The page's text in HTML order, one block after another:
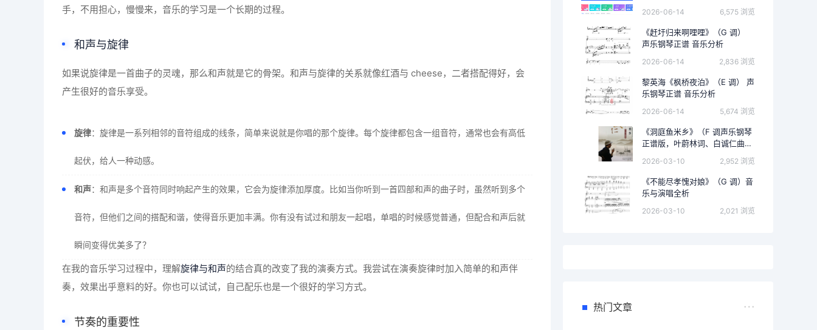
手，不用担心，慢慢来，音乐的学习是一个长期的过程。
和声与旋律
如果说旋律是一首曲子的灵魂，那么和声就是它的骨架。和声与旋律的关系就像红酒与 cheese，二者搭配得好，会
产生很好的音乐享受。
旋律：旋律是一系列相邻的音符组成的线条，简单来说就是你唱的那个旋律。每个旋律都包含一组音符，通常也会有高低
起伏，给人一种动感。
和声：和声是多个音符同时响起产生的效果，它会为旋律添加厚度。比如当你听到一首四部和声的曲子时，虽然听到多个
音符，但他们之间的搭配和谐，使得音乐更加丰满。你有没有试过和朋友一起唱，单唱的时候感觉普通，但配合和声后就
瞬间变得优美多了？
在我的音乐学习过程中，理解旋律与和声的结合真的改变了我的演奏方式。我尝试在演奏旋律时加入简单的和声伴
奏，效果出乎意料的好。你也可以试试，自己配乐也是一个很好的学习方式。
节奏的重要性
2026-06-14 6,575 浏览
《赶圩归来啊哩哩》（G 调）
声乐钢琴正谱 音乐分析
2026-06-14 2,836 浏览
黎英海《枫桥夜泊》（E 调） 声
乐钢琴正谱 音乐分析
2026-06-14 5,674 浏览
《洞庭鱼米乡》（F 调声乐钢琴
正谱版，叶蔚林词、白诚仁曲）
2026-03-10 2,952 浏览
《不能尽孝愧对娘》（G 调）音
乐与演唱全析
2026-03-10 2,021 浏览
热门文章